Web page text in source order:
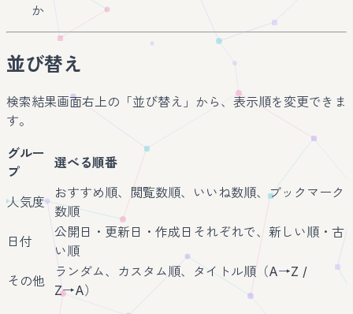
か
並び替え
検索結果画面右上の「並び替え」から、表示順を変更できま
す。
グルー
プ
選べる順番
人気度
おすすめ順、閲覧数順、いいね数順、ブックマーク
数順
日付
公開日・更新日・作成日それぞれで、新しい順・古
い順
その他
ランダム、カスタム順、タイトル順（A→Z /
Z→A）